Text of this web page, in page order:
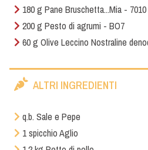
180 g Pane Bruschetta...Mia - 7010
200 g Pesto di agrumi - BO7
60 g Olive Leccino Nostraline
ALTRI INGREDIENTI
q.b. Sale e Pepe
1 spicchio Aglio